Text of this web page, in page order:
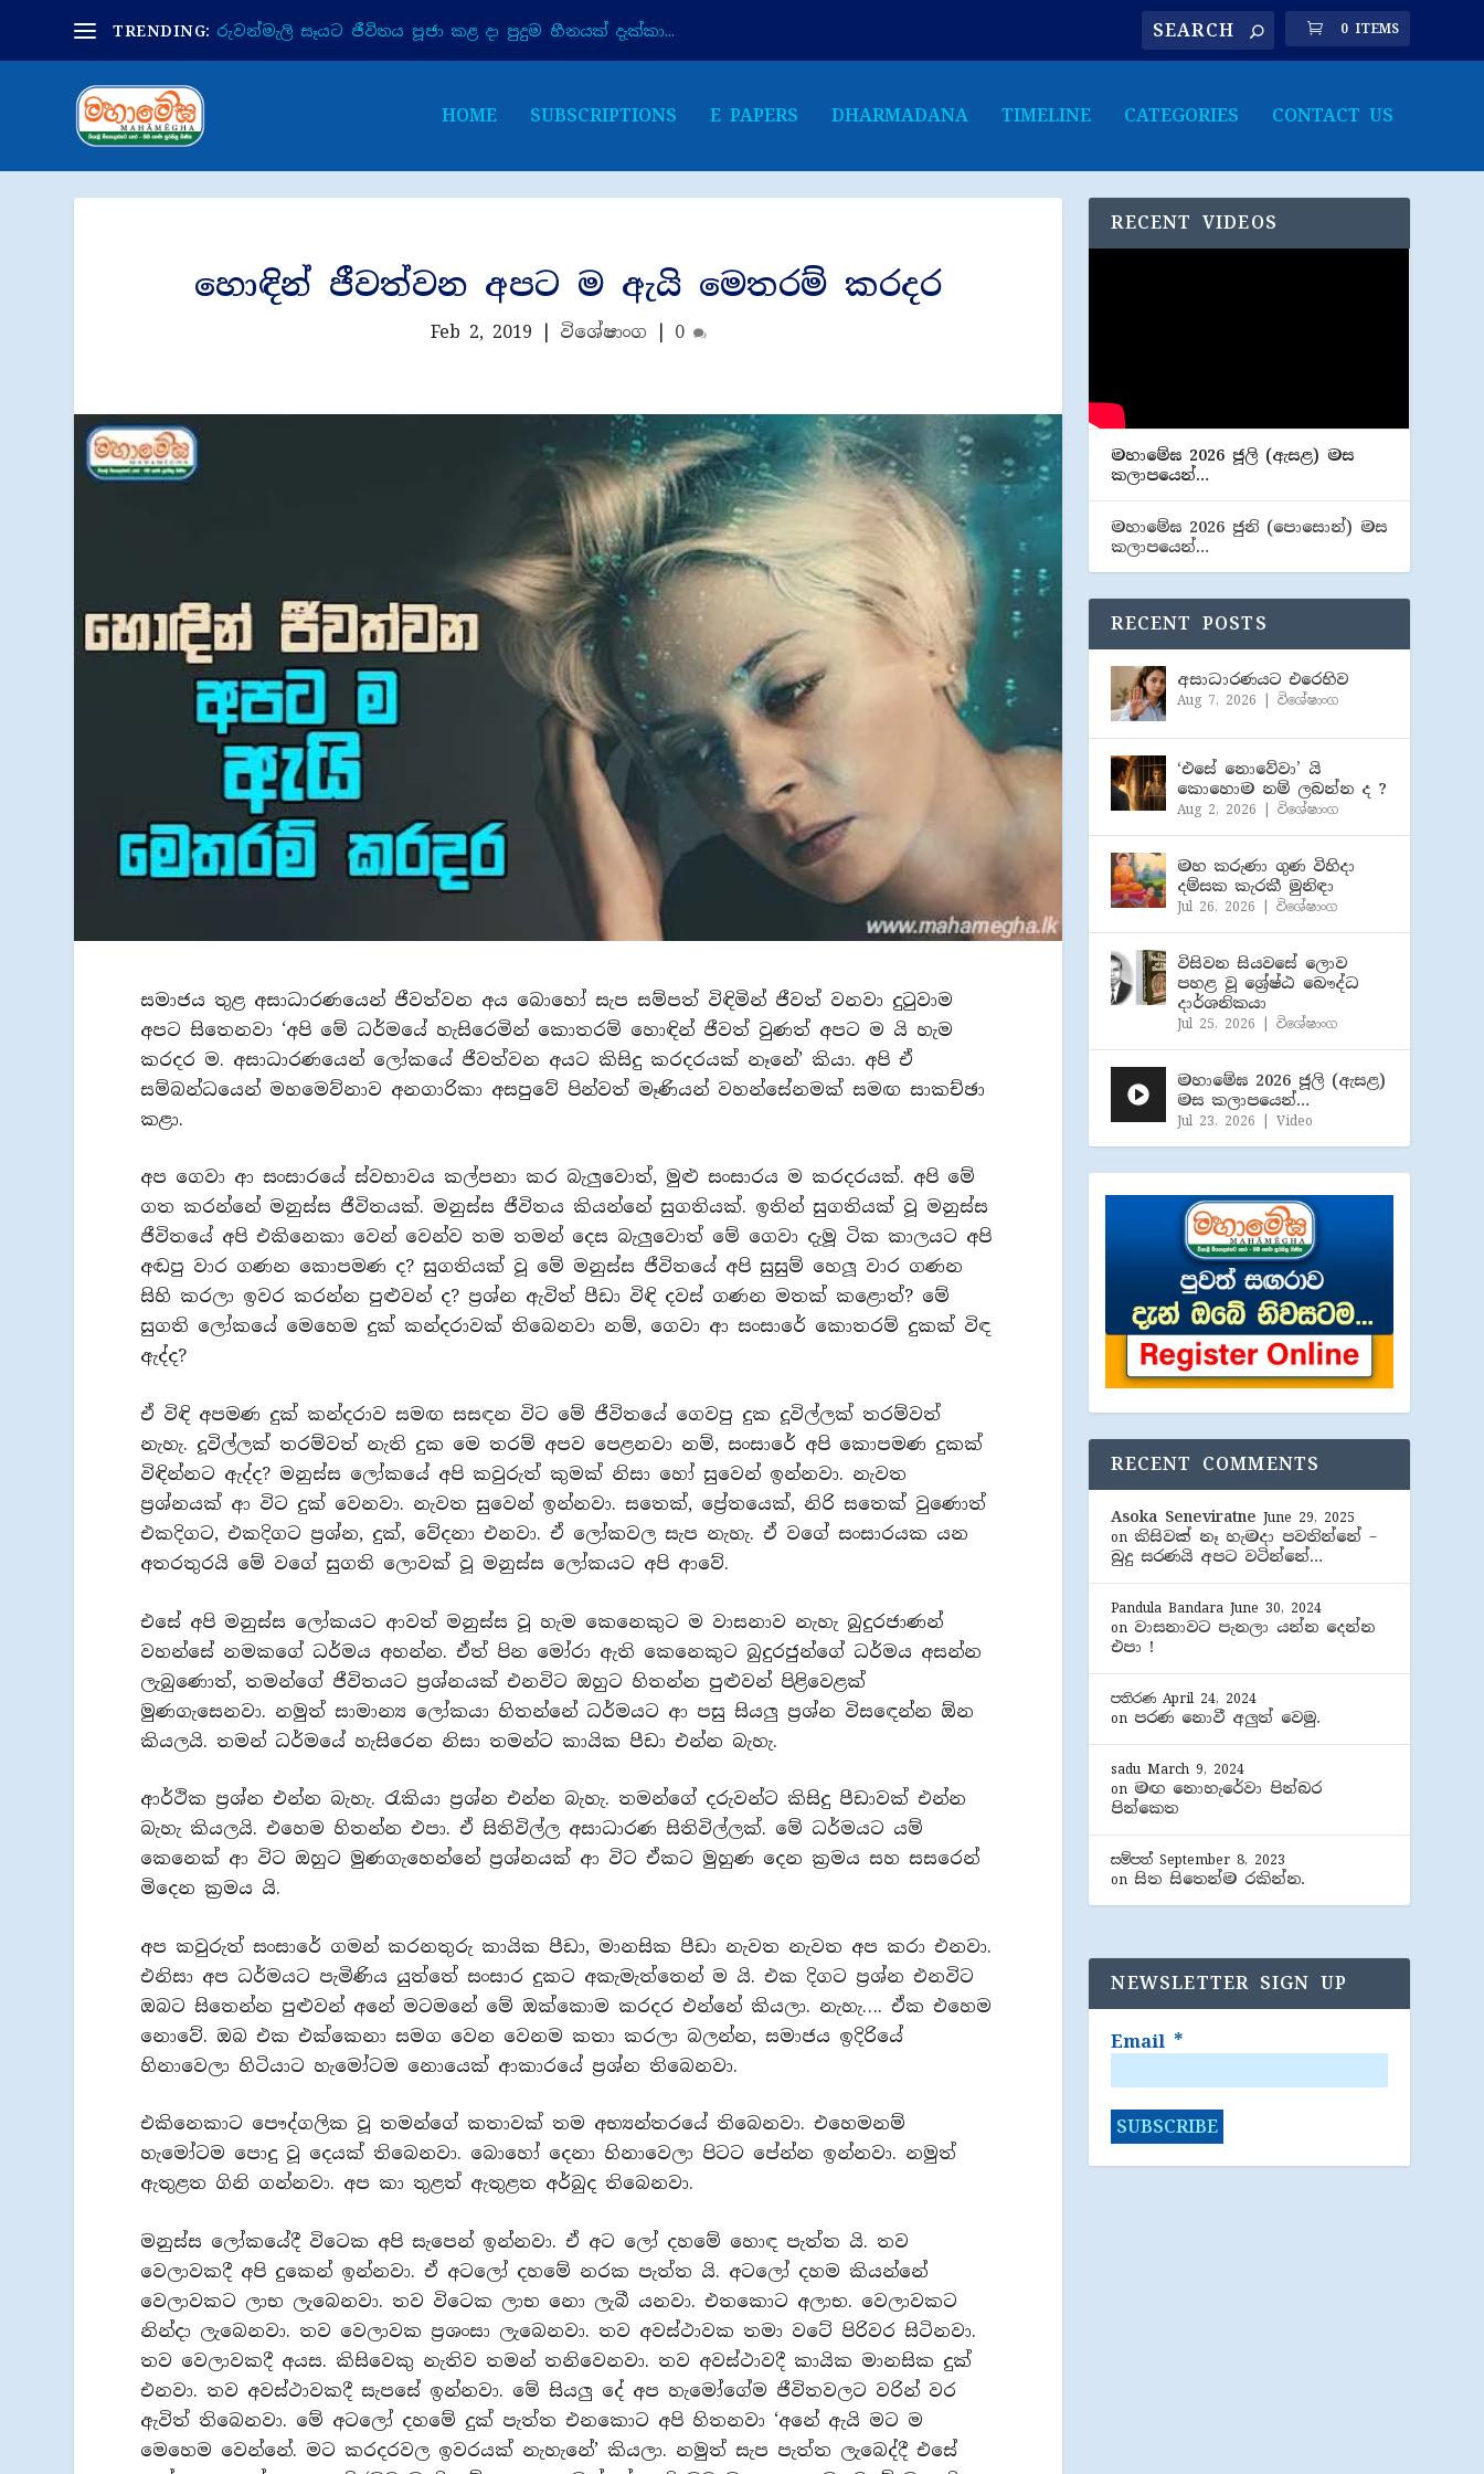
TRENDING: රුවන්මැලි සෑයට ජීවිතය පූජා කළ දා පුදුම හීනයක් දැක්කා... 0 ITEMS
HOME SUBSCRIPTIONS E PAPERS DHARMADANA TIMELINE CATEGORIES CONTACT US
හොඳින් ජීවත්වන අපට ම ඇයි මෙතරම් කරදර
Feb 2, 2019 විශේෂාංග 0
සමාජය තුළ අසාධාරණයෙන් ජීවත්වන අය බොහෝ සැප සම්පත් විඳිමින් ජීවත් වනවා දුටුවාම
අපට සිතෙනවා ‘අපි මේ ධර්මයේ හැසිරෙමින් කොතරම් හොඳින් ජීවත් වුණත් අපට ම යි හැම
කරදර ම. අසාධාරණයෙන් ලෝකයේ ජීවත්වන අයට කිසිදු කරදරයක් නෑනේ’ කියා. අපි ඒ
සම්බන්ධයෙන් මහමෙව්නාව අනගාරිකා අසපුවේ පින්වත් මෑණියන් වහන්සේනමක් සමඟ සාකච්ඡා
කළා.
අප ගෙවා ආ සංසාරයේ ස්වභාවය කල්පනා කර බැලුවොත්, මුළු සංසාරය ම කරදරයක්. අපි මේ
ගත කරන්නේ මනුස්ස ජීවිතයක්. මනුස්ස ජීවිතය කියන්නේ සුගතියක්. ඉතින් සුගතියක් වූ මනුස්ස
ජීවිතයේ අපි එකිනෙකා වෙන් වෙන්ව තම තමන් දෙස බැලුවොත් මේ ගෙවා දැමූ ටික කාලයට අපි
අඬපු වාර ගණන කොපමණ ද? සුගතියක් වූ මේ මනුස්ස ජීවිතයේ අපි සුසුම් හෙලූ වාර ගණන
සිහි කරලා ඉවර කරන්න පුළුවන් ද? ප්‍රශ්න ඇවිත් පීඩා විඳි දවස් ගණන මතක් කළොත්? මේ
සුගති ලෝකයේ මෙහෙම දුක් කන්දරාවක් තිබෙනවා නම්, ගෙවා ආ සංසාරේ කොතරම් දුකක් විඳ
ඇද්ද?
ඒ විඳි අපමණ දුක් කන්දරාව සමඟ සසඳන විට මේ ජීවිතයේ ගෙවපු දුක දූවිල්ලක් තරම්වත්
නැහැ. දූවිල්ලක් තරම්වත් නැති දුක මෙ තරම් අපව පෙළනවා නම්, සංසාරේ අපි කොපමණ දුකක්
විඳින්නට ඇද්ද? මනුස්ස ලෝකයේ අපි කවුරුත් කුමක් නිසා හෝ සුවෙන් ඉන්නවා. නැවත
ප්‍රශ්නයක් ආ විට දුක් වෙනවා. නැවත සුවෙන් ඉන්නවා. සතෙක්, ප්‍රේතයෙක්, නිරි සතෙක් වුණොත්
එකදිගට, එකදිගට ප්‍රශ්න, දුක්, වේදනා එනවා. ඒ ලෝකවල සැප නැහැ. ඒ වගේ සංසාරයක යන
අතරතුරයි මේ වගේ සුගති ලොවක් වූ මනුස්ස ලෝකයට අපි ආවේ.
එසේ අපි මනුස්ස ලෝකයට ආවත් මනුස්ස වූ හැම කෙනෙකුට ම වාසනාව නැහැ බුදුරජාණන්
වහන්සේ නමකගේ ධර්මය අහන්න. ඒත් පින මෝරා ඇති කෙනෙකුට බුදුරජුන්ගේ ධර්මය අසන්න
ලැබුණොත්, තමන්ගේ ජීවිතයට ප්‍රශ්නයක් එනවිට ඔහුට හිතන්න පුළුවන් පිළිවෙළක්
මුණගැසෙනවා. නමුත් සාමාන්‍ය ලෝකයා හිතන්නේ ධර්මයට ආ පසු සියලු ප්‍රශ්න විසඳෙන්න ඕන
කියලයි. තමන් ධර්මයේ හැසිරෙන නිසා තමන්ට කායික පීඩා එන්න බැහැ.
ආර්ථික ප්‍රශ්න එන්න බැහැ. රැකියා ප්‍රශ්න එන්න බැහැ. තමන්ගේ දරුවන්ට කිසිදු පීඩාවක් එන්න
බැහැ කියලයි. එහෙම හිතන්න එපා. ඒ සිතිවිල්ල අසාධාරණ සිතිවිල්ලක්. මේ ධර්මයට යම්
කෙනෙක් ආ විට ඔහුට මුණගැහෙන්නේ ප්‍රශ්නයක් ආ විට ඒකට මුහුණ දෙන ක්‍රමය සහ සසරෙන්
මිදෙන ක්‍රමය යි.
අප කවුරුත් සංසාරේ ගමන් කරනතුරු කායික පීඩා, මානසික පීඩා නැවත නැවත අප කරා එනවා.
එනිසා අප ධර්මයට පැමිණිය යුත්තේ සංසාර දුකට අකැමැත්තෙන් ම යි. එක දිගට ප්‍රශ්න එනවිට
ඔබට සිතෙන්න පුළුවන් අනේ මටමනේ මේ ඔක්කොම කරදර එන්නේ කියලා. නැහැ…. ඒක එහෙම
නොවේ. ඔබ එක එක්කෙනා සමග වෙන වෙනම කතා කරලා බලන්න, සමාජය ඉදිරියේ
හිනාවෙලා හිටියාට හැමෝටම නොයෙක් ආකාරයේ ප්‍රශ්න තිබෙනවා.
එකිනෙකාට පෞද්ගලික වූ තමන්ගේ කතාවක් තම අභ්‍යන්තරයේ තිබෙනවා. එහෙමනම්
හැමෝටම පොදු වූ දෙයක් තිබෙනවා. බොහෝ දෙනා හිනාවෙලා පිටට පේන්න ඉන්නවා. නමුත්
ඇතුළත ගිනි ගන්නවා. අප කා තුළත් ඇතුළත අර්බුද තිබෙනවා.
මනුස්ස ලෝකයේදී විටෙක අපි සැපෙන් ඉන්නවා. ඒ අට ලෝ දහමේ හොඳ පැත්ත යි. තව
වෙලාවකදී අපි දුකෙන් ඉන්නවා. ඒ අටලෝ දහමේ නරක පැත්ත යි. අටලෝ දහම කියන්නේ
වෙලාවකට ලාභ ලැබෙනවා. තව විටෙක ලාභ නො ලැබී යනවා. එතකොට අලාභ. වෙලාවකට
නින්දා ලැබෙනවා. තව වෙලාවක ප්‍රශංසා ලැබෙනවා. තව අවස්ථාවක තමා වටේ පිරිවර සිටිනවා.
තව වෙලාවකදී අයස. කිසිවෙකු නැතිව තමන් තනිවෙනවා. තව අවස්ථාවදී කායික මානසික දුක්
එනවා. තව අවස්ථාවකදී සැපසේ ඉන්නවා. මේ සියලු දේ අප හැමෝගේම ජීවිතවලට වරින් වර
ඇවිත් තිබෙනවා. මේ අටලෝ දහමේ දුක් පැත්ත එනකොට අපි හිතනවා ‘අනේ ඇයි මට ම
මෙහෙම වෙන්නේ. මට කරදරවල ඉවරයක් නැහැනේ’ කියලා. නමුත් සැප පැත්ත ලැබෙද්දී එසේ
RECENT VIDEOS
මහාමේඝ 2026 ජූලි (​ඇසළ) මස
කලාපයෙන්…
මහාමේඝ 2026 ජුනි (​පොසොන්) මස
කලාපයෙන්…
RECENT POSTS
අසාධාරණයට එරෙහිව
Aug 7, 2026 |විශේෂාංග
‘එසේ නොවේවා’ යි
කොහොම නම් ලබන්න ද ?
Aug 2, 2026 |විශේෂාංග
මහ කරුණා ගුණ විහිදා
දම්සක කැරකී මුනිඳා
Jul 26, 2026 |විශේෂාංග
විසිවන සියවසේ ලොව
පහළ වූ ශ්‍රේෂ්ඨ බෞද්ධ
දාර්ශනිකයා
Jul 25, 2026 |විශේෂාංග
මහාමේඝ 2026 ජූලි (​ඇසළ)
මස කලාපයෙන්…
Jul 23, 2026 |Video
RECENT COMMENTS
Asoka Seneviratne June 29, 2025
on කිසිවක් නෑ හැමදා පවතින්නේ –
බුදු සරණයි අපට වටින්නේ…
Pandula Bandara June 30, 2024
on වාසනාවට පැනලා යන්න දෙන්න
එපා !
පතිරණ April 24, 2024
on පරණ නොවී අලුත් වෙමු.
sadu March 9, 2024
on මඟ නොහැරේවා පින්බර
පින්කෙත
සම්පත් September 8, 2023
onසිත සිතෙන්ම රකින්න.
NEWSLETTER SIGN UP
Email *